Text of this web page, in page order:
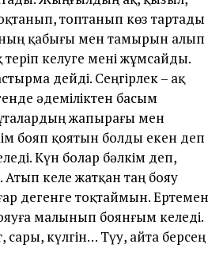
топтанып көз тартады
қабығы мен тамырын алып
келуге мені жұмсайды.
дейді. Сеңгірлек – ақ
әдеміліктен басым
жапырағы мен
бояп қоятын болды екен деп
Күн болар бәлкім деп,
келе жатқан таң бояу
дегенге тоқтаймын. Ертемен
малынып боянғым келеді.
күлгін… Түу, айта берсең